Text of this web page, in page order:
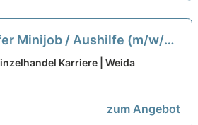
Minijob / Aushilfe (m/w/d)
Karriere | Weida
zum Angebot